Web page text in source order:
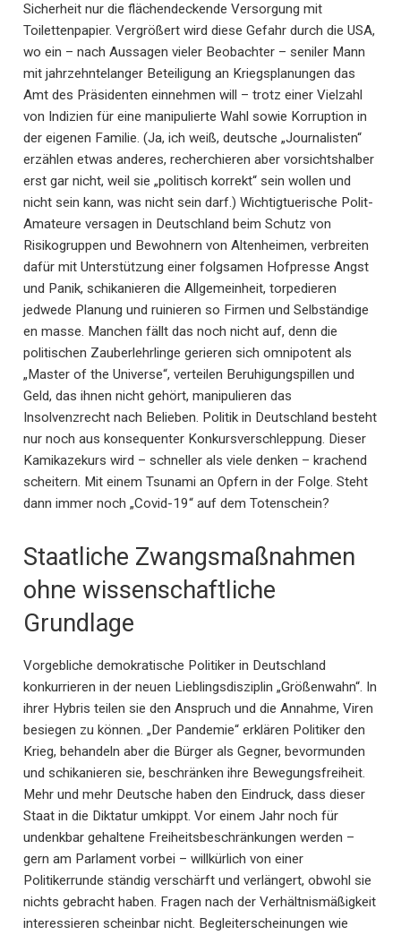
Sicherheit nur die flächendeckende Versorgung mit
Toilettenpapier. Vergrößert wird diese Gefahr durch die USA,
wo ein – nach Aussagen vieler Beobachter – seniler Mann
mit jahrzehntelanger Beteiligung an Kriegsplanungen das
Amt des Präsidenten einnehmen will – trotz einer Vielzahl
von Indizien für eine manipulierte Wahl sowie Korruption in
der eigenen Familie. (Ja, ich weiß, deutsche „Journalisten“
erzählen etwas anderes, recherchieren aber vorsichtshalber
erst gar nicht, weil sie „politisch korrekt“ sein wollen und
nicht sein kann, was nicht sein darf.) Wichtigtuerische Polit-
Amateure versagen in Deutschland beim Schutz von
Risikogruppen und Bewohnern von Altenheimen, verbreiten
dafür mit Unterstützung einer folgsamen Hofpresse Angst
und Panik, schikanieren die Allgemeinheit, torpedieren
jedwede Planung und ruinieren so Firmen und Selbständige
en masse. Manchen fällt das noch nicht auf, denn die
politischen Zauberlehrlinge gerieren sich omnipotent als
„Master of the Universe“, verteilen Beruhigungspillen und
Geld, das ihnen nicht gehört, manipulieren das
Insolvenzrecht nach Belieben. Politik in Deutschland besteht
nur noch aus konsequenter Konkursverschleppung. Dieser
Kamikazekurs wird – schneller als viele denken – krachend
scheitern. Mit einem Tsunami an Opfern in der Folge. Steht
dann immer noch „Covid-19“ auf dem Totenschein?
Staatliche Zwangsmaßnahmen
ohne wissenschaftliche
Grundlage
Vorgebliche demokratische Politiker in Deutschland
konkurrieren in der neuen Lieblingsdisziplin „Größenwahn“. In
ihrer Hybris teilen sie den Anspruch und die Annahme, Viren
besiegen zu können. „Der Pandemie“ erklären Politiker den
Krieg, behandeln aber die Bürger als Gegner, bevormunden
und schikanieren sie, beschränken ihre Bewegungsfreiheit.
Mehr und mehr Deutsche haben den Eindruck, dass dieser
Staat in die Diktatur umkippt. Vor einem Jahr noch für
undenkbar gehaltene Freiheitsbeschränkungen werden –
gern am Parlament vorbei – willkürlich von einer
Politikerrunde ständig verschärft und verlängert, obwohl sie
nichts gebracht haben. Fragen nach der Verhältnismäßigkeit
interessieren scheinbar nicht. Begleiterscheinungen wie